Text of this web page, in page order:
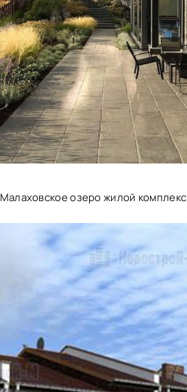
Малаховское озеро жилой комплекс